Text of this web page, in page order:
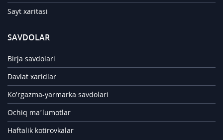
Sayt xaritasi
SAVDOLAR
Birja savdolari
Davlat xaridlar
Ko'rgazma-yarmarka savdolari
Ochiq ma’lumotlar
Haftalik kotirovkalar